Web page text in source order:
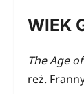
WIEK
The Age
reż.